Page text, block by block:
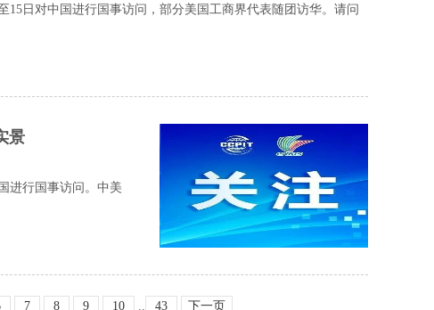
日对中国进行国事访问，部分美国工商界代表随团访华。请问
景
进行国事访问。中美
7 8 9 10 .. 43 下一页